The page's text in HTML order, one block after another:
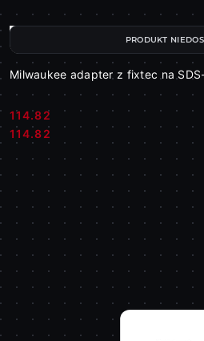
Milwaukee adapter z fixtec na
Cena:
114.82
Cena:
114.82
PRODUKT